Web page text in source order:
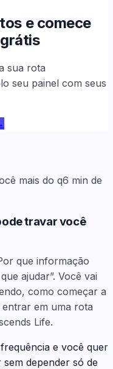
e comece
sua rota
seu painel com seus
mais do q6 min de
travar você
que informação
ajudar”. Você vai
como começar a
em uma rota
Life.
e você quer
depender só de